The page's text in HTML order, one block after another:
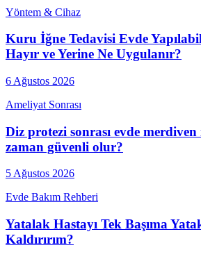
Yöntem & Cihaz
Kuru İğne Tedavisi Evde
Hayır ve Yerine Ne Uygulanır?
6 Ağustos 2026
Ameliyat Sonrası
Diz protezi sonrası evde
zaman güvenli olur?
5 Ağustos 2026
Evde Bakım Rehberi
Yatalak Hastayı Tek Başıma
Kaldırırım?